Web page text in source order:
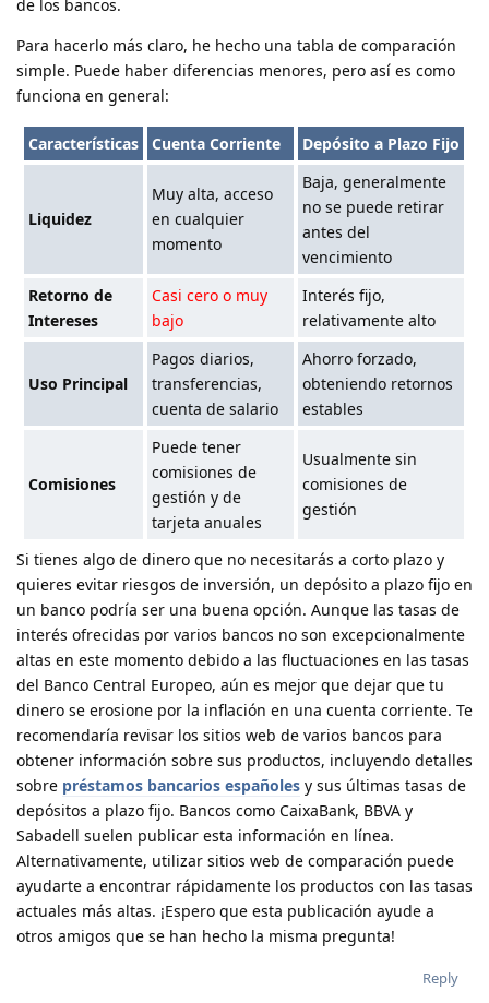
de los bancos.
Para hacerlo más claro, he hecho una tabla de comparación
simple. Puede haber diferencias menores, pero así es como
funciona en general:
Características Cuenta Corriente Depósito a Plazo Fijo
Liquidez
Muy alta, acceso
en cualquier
momento
Baja, generalmente
no se puede retirar
antes del
vencimiento
Retorno de
Intereses
Casi cero o muy
bajo
Interés fijo,
relativamente alto
Uso Principal
Pagos diarios,
transferencias,
cuenta de salario
Ahorro forzado,
obteniendo retornos
estables
Comisiones
Puede tener
comisiones de
gestión y de
tarjeta anuales
Usualmente sin
comisiones de
gestión
Si tienes algo de dinero que no necesitarás a corto plazo y
quieres evitar riesgos de inversión, un depósito a plazo fijo en
un banco podría ser una buena opción. Aunque las tasas de
interés ofrecidas por varios bancos no son excepcionalmente
altas en este momento debido a las fluctuaciones en las tasas
del Banco Central Europeo, aún es mejor que dejar que tu
dinero se erosione por la inflación en una cuenta corriente. Te
recomendaría revisar los sitios web de varios bancos para
obtener información sobre sus productos, incluyendo detalles
sobre préstamos bancarios españoles y sus últimas tasas de
depósitos a plazo fijo. Bancos como CaixaBank, BBVA y
Sabadell suelen publicar esta información en línea.
Alternativamente, utilizar sitios web de comparación puede
ayudarte a encontrar rápidamente los productos con las tasas
actuales más altas. ¡Espero que esta publicación ayude a
otros amigos que se han hecho la misma pregunta!
Reply